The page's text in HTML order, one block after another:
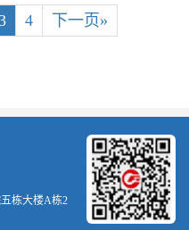
4 下一页»
栋大楼A栋2